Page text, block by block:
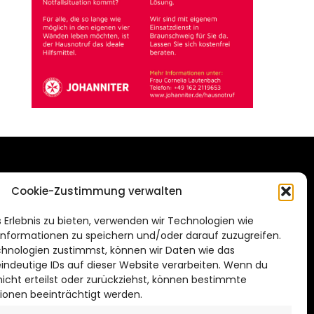
Cookie-Zustimmung verwalten
zu bieten, verwenden wir Technologien wie
zu speichern und/oder darauf zuzugreifen.
zustimmst, können wir Daten wie das
IDs auf dieser Website verarbeiten. Wenn du
erteilst oder zurückziehst, können bestimmte
beeinträchtigt werden.
DAS STADTMAGAZIN
FÜR HILDESHEIM
Impressum
Datenschutzerklärung
Cookie Richtlinie
CITYLIFE! BEI FACEBOOK